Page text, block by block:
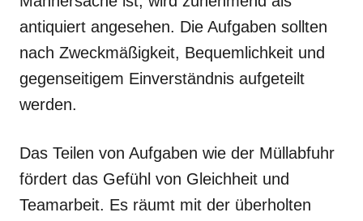
antiquiert angesehen. Die Aufgaben sollten
nach Zweckmäßigkeit, Bequemlichkeit und
gegenseitigem Einverständnis aufgeteilt
werden.
Das Teilen von Aufgaben wie der Müllabfuhr
fördert das Gefühl von Gleichheit und
Teamarbeit. Es räumt mit der überholten